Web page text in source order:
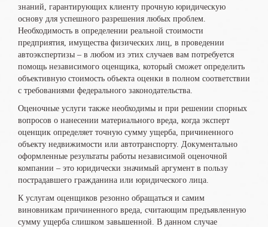
знаний, гарантирующих клиенту прочную юридическую
основу для успешного разрешения любых проблем.
Необходимость в определении реальной стоимости
предприятия, имущества физических лиц, в проведении
автоэкспертизы – в любом из этих случаев вам потребуется
помощь независимого оценщика, который сможет определить
объективную стоимость объекта оценки в полном соответствии
с требованиями федерального законодательства.
Оценочные услуги также необходимы и при решении спорных
вопросов о нанесении материального вреда, когда эксперт
оценщик определяет точную сумму ущерба, причиненного
объекту недвижимости или автотранспорту. Документально
оформленные результаты работы независимой оценочной
компании – это юридически значимый аргумент в пользу
пострадавшего гражданина или юридического лица.
К услугам оценщиков резонно обращаться и самим
виновникам причиненного вреда, считающим предъявленную
сумму ущерба слишком завышенной. В данном случае